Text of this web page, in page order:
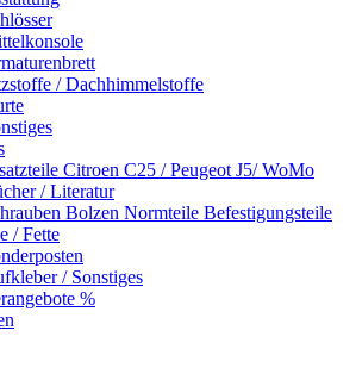
/ Dachhimmelstoffe
Citroen C25 / Peugeot J5/ WoMo
/ Literatur
Bolzen Normteile Befestigungsteile
/ Fette
/ Sonstiges
%